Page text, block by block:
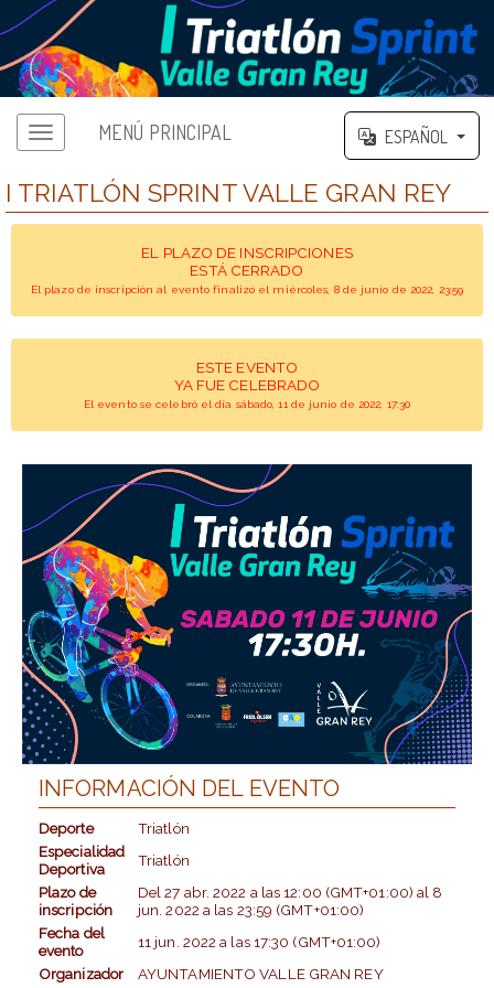
MENÚ PRINCIPAL ESPAÑOL
I TRIATLÓN SPRINT VALLE GRAN REY
EL PLAZO DE INSCRIPCIONES
ESTÁ CERRADO
El plazo de inscripción al evento finalizó el miércoles, 8 de junio de 2022, 23:59
ESTE EVENTO
YA FUE CELEBRADO
El evento se celebró el día sábado, 11 de junio de 2022, 17:30
INFORMACIÓN DEL EVENTO
Deporte
Triatlón
Especialidad
Deportiva
Triatlón
Plazo de
inscripción
Del27 abr. 2022 a las12:00 (GMT+01:00) al 8
jun. 2022a las 23:59 (GMT+01:00)
Fecha del
evento
11 jun. 2022a las17:30 (GMT+01:00)
Organizador
AYUNTAMIENTO VALLE GRAN REY